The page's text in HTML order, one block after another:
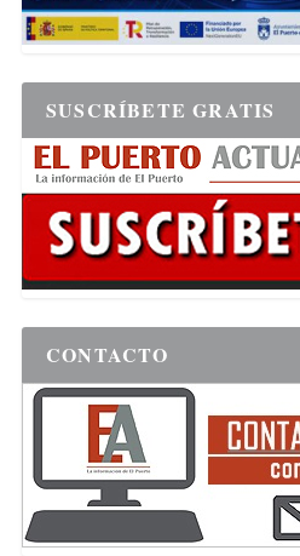
SUSCRÍBETE GRATIS
CONTACTO